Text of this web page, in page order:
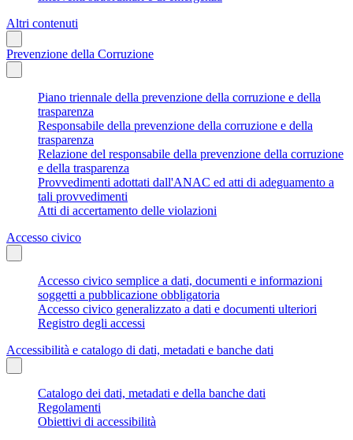
Altri contenuti
Prevenzione della Corruzione
Piano triennale della prevenzione della corruzione e della
trasparenza
Responsabile della prevenzione della corruzione e della
trasparenza
Relazione del responsabile della prevenzione della corruzione
e della trasparenza
Provvedimenti adottati dall'ANAC ed atti di adeguamento a
tali provvedimenti
Atti di accertamento delle violazioni
Accesso civico
Accesso civico semplice a dati, documenti e informazioni
soggetti a pubblicazione obbligatoria
Accesso civico generalizzato a dati e documenti ulteriori
Registro degli accessi
Accessibilità e catalogo di dati, metadati e banche dati
Catalogo dei dati, metadati e della banche dati
Regolamenti
Obiettivi di accessibilità